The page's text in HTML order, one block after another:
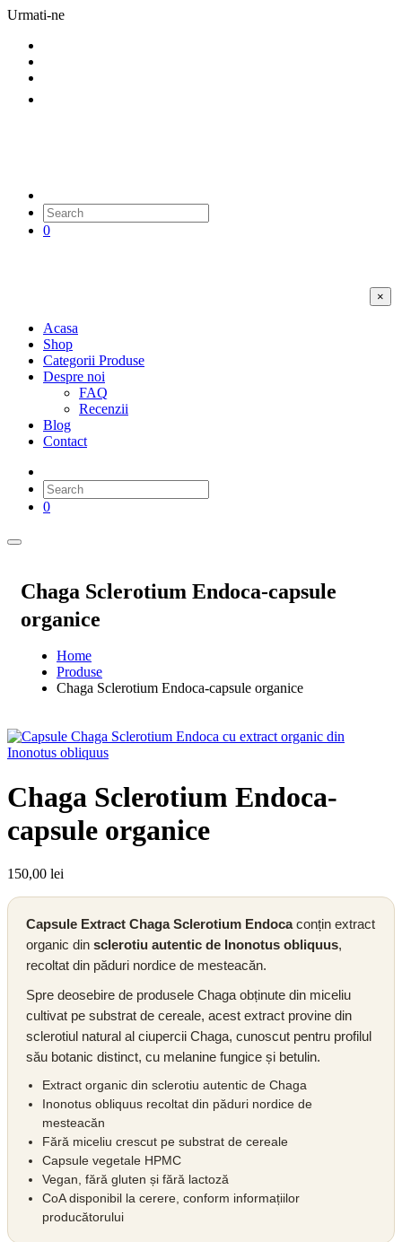
Urmati-ne
0
×
Acasa
Shop
Categorii Produse
Despre noi
FAQ
Recenzii
Blog
Contact
0
Chaga Sclerotium Endoca-capsule
organice
Home
Produse
Chaga Sclerotium Endoca-capsule organice
Chaga Sclerotium Endoca-
capsule organice
150,00 lei
Capsule Extract Chaga Sclerotium Endocaconțin extract
organic din sclerotiu autentic de Inonotus obliquus,
recoltat din păduri nordice de mesteacăn.
Spre deosebire de produsele Chaga obținute din miceliu
cultivat pe substrat de cereale, acest extract provine din
sclerotiul natural al ciupercii Chaga, cunoscut pentru profilul
său botanic distinct, cu melanine fungice și betulin.
Extract organic din sclerotiu autentic de Chaga
Inonotus obliquus recoltat din păduri nordice de
mesteacăn
Fără miceliu crescut pe substrat de cereale
Capsule vegetale HPMC
Vegan, fără gluten și fără lactoză
CoA disponibil la cerere, conform informațiilor
producătorului